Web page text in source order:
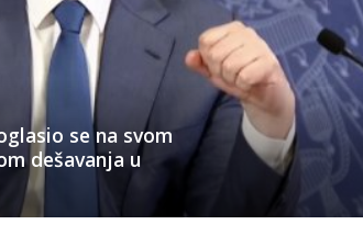
se na svom
dešavanja u